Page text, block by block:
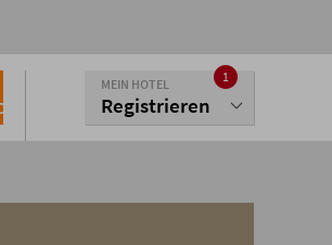
MEIN HOTEL
Registrieren
1